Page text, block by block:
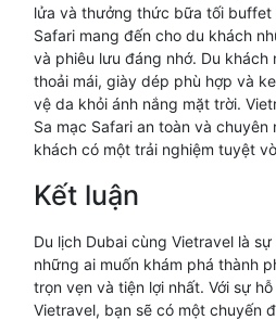
lửa và thưởng thức bữa tối buffet
Safari mang đến cho du khách
và phiêu lưu đáng nhớ. Du khách
thoải mái, giày dép phù hợp và
vệ da khỏi ánh nắng mặt trời.
Sa mạc Safari an toàn và chuyên
khách có một trải nghiệm tuyệt
Kết luận
Du lịch Dubai cùng Vietravel là
những ai muốn khám phá thành
trọn vẹn và tiện lợi nhất. Với sự
Vietravel, bạn sẽ có một chuyến